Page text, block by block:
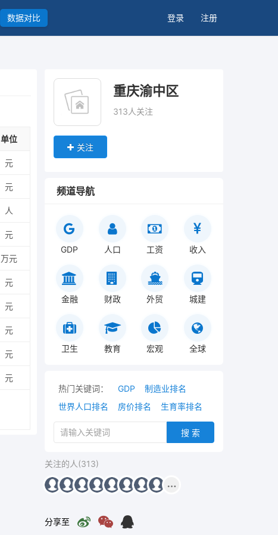
数据对比 登录 注册
单位
元
元
人
元
万元
元
元
元
元
元
重庆渝中区
313人关注
关注
频道导航
GDP 人口 工资 收入
金融 财政 外贸 城建
卫生 教育 宏观 全球
热门关键词： GDP
制造业排名
世界人口排名
房价排名 生育率排名
搜 索
关注的人(313)
分享至